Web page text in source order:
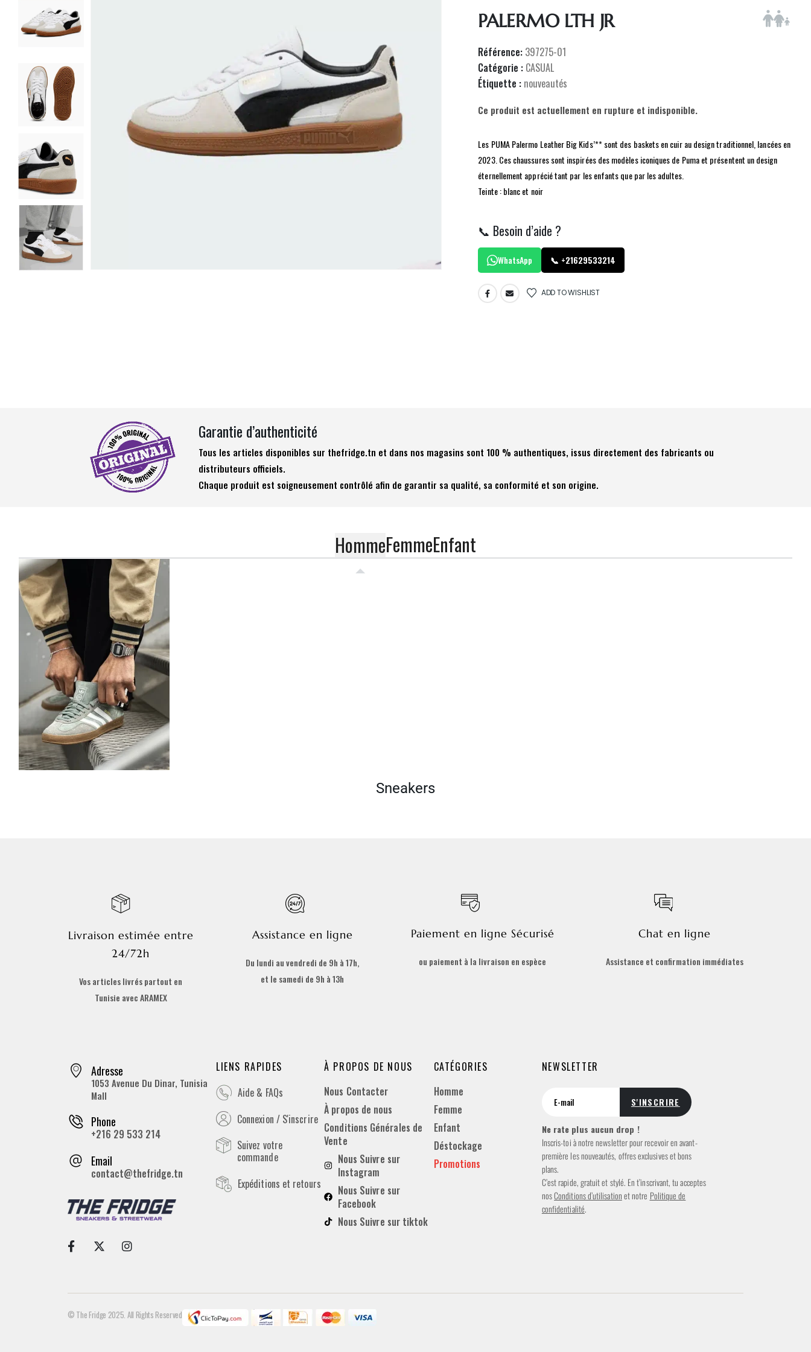
PALERMO LTH JR
Référence: 397275-01
Catégorie : CASUAL
Étiquette : nouveautés
Ce produit est actuellement en rupture et indisponible.
Les PUMA Palermo Leather Big Kids’** sont des baskets en cuir au design traditionnel, lancées en
2023. Ces chaussures sont inspirées des modèles iconiques de Puma et présentent un design
éternellement apprécié tant par les enfants que par les adultes.
Teinte : blanc et noir
📞 Besoin d’aide ?
WhatsApp 📞 +21629533214
ADD TO WISHLIST
Garantie d’authenticité
Tous les articles disponibles sur thefridge.tn et dans nos magasins sont 100 % authentiques, issus directement des fabricants ou
distributeurs officiels.
Chaque produit est soigneusement contrôlé afin de garantir sa qualité, sa conformité et son origine.
HommeFemmeEnfant
Sneakers
Livraison estimée entre
24/72h
Vos articles livrés partout en
Tunisie avec ARAMEX
Assistance en ligne
Du lundi au vendredi de 9h à 17h,
et le samedi de 9h à 13h
Paiement en ligne Sécurisé
ou paiement à la livraison en espèce
Chat en ligne
Assistance et confirmation immédiates
Adresse
1053 Avenue Du Dinar, Tunisia
Mall
Phone
+216 29 533 214
Email
contact@thefridge.tn
LIENS RAPIDES
Aide & FAQs
Connexion / S'inscrire
Suivez votre
commande
Expéditions et retours
À PROPOS DE NOUS
Nous Contacter
À propos de nous
Conditions Générales de
Vente
Nous Suivre sur
Instagram
Nous Suivre sur
Facebook
Nous Suivre sur tiktok
CATÉGORIES
Homme
Femme
Enfant
Déstockage
Promotions
NEWSLETTER
Ne rate plus aucun drop !
Inscris-toi à notre newsletter pour recevoir en avant-
première les nouveautés, offres exclusives et bons
plans.
C’est rapide, gratuit et stylé. En t’inscrivant, tu acceptes
nosConditions d’utilisationet notre Politique de
confidentialité.
© The Fridge 2025. All Rights Reserved